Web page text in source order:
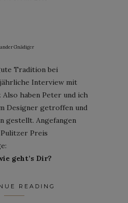
Gnädiger
Tradition bei
Interview mit
Also haben Peter und ich
Designer getroffen und
gestellt. Angefangen
Preis
geht’s Dir?
READING